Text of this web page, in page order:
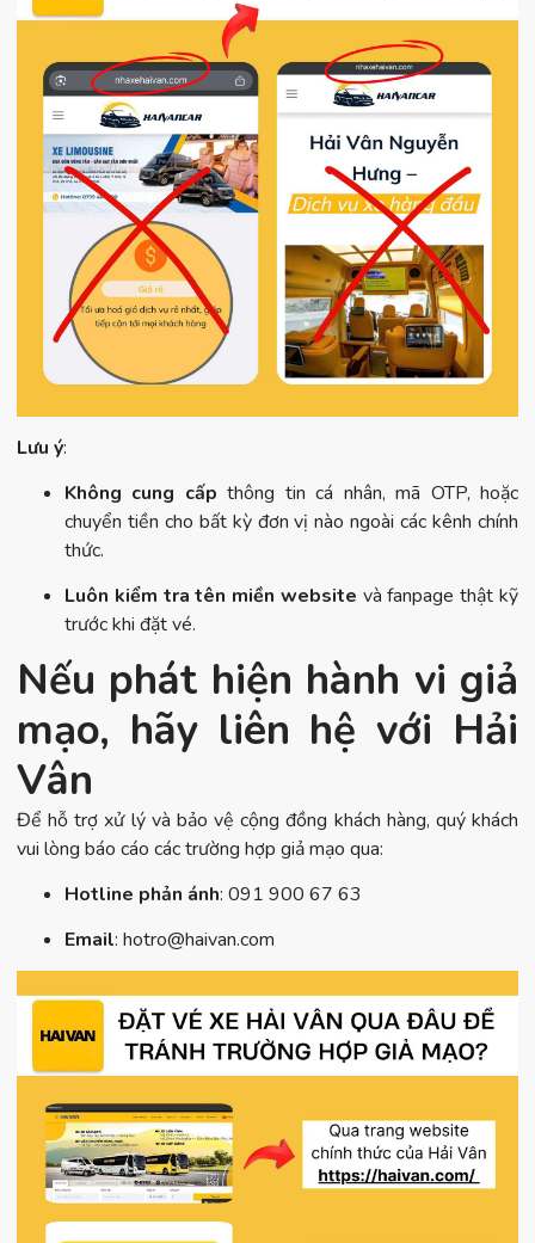
Lưu ý:
Không cung cấp thông tin cá nhân, mã OTP, hoặc
chuyển tiền cho bất kỳ đơn vị nào ngoài các kênh chính
thức.
Luôn kiểm tra tên miền website và fanpage thật kỹ
trước khi đặt vé.
Nếu phát hiện hành vi giả
mạo, hãy liên hệ với Hải
Vân
Để hỗ trợ xử lý và bảo vệ cộng đồng khách hàng, quý khách
vui lòng báo cáo các trường hợp giả mạo qua:
Hotline phản ánh: 091 900 67 63
Email: hotro@haivan.com